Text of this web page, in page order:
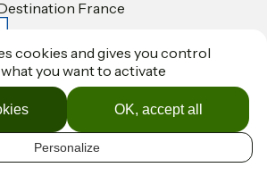
France
cookies and gives you control
you want to activate
OK, accept all
Personalize